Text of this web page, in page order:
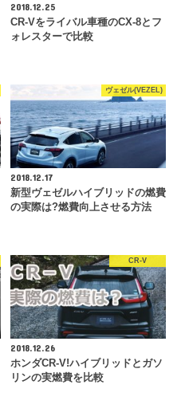
2018.12.25
CR-Vをライバル車種のCX-8とフ
ォレスターで比較
ヴェゼル(VEZEL)
2018.12.17
新型ヴェゼルハイブリッドの燃費
の実際は?燃費向上させる方法
CR-V
2018.12.26
ホンダCR-V!ハイブリッドとガソ
リンの実燃費を比較